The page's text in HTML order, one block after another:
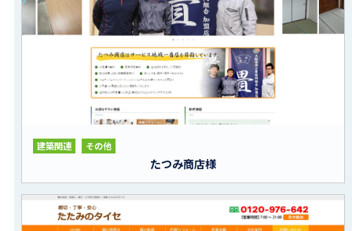
建築関連 その他
たつみ商店様